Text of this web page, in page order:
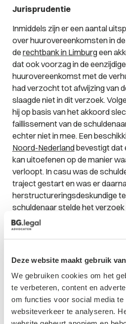
Deze website maakt gebruik
We gebruiken cookies om het
te verbeteren, content en
om functies voor social media te
websiteverkeer te analyseren.
Jurisprudentie
Inmiddels zijn er een aantal
over huurovereenkomsten in
de rechtbank in Limburgeen
dat ook voorzag in de
huurovereenkomst met de
had verzocht tot afwijzing van
slaagde niet in dit verzoek.
hij op basis van het akkoord
faillissement van de
echter niet in mee. Een
Noord-Nederlandbevestigt dat
kan uitoefenen op de manier
verloopt. In casu was de
traject gestart en was er
herstructureringsdeskundige
schuldenaar stelde het verzoek
afkoelingsperiode in te stellen,
voorstelde om een aantal
waardoor de verhuurder invloed
proces. In 2023 oordeelde de
daarnaast in een geschil over
bankgarantie. Het regresverbod
Faillissementswet houdt in dat
bedrag dat hij na de